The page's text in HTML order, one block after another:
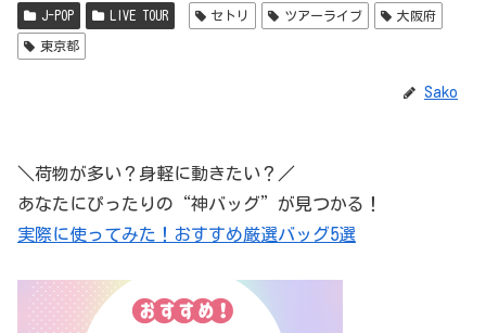
J-POP LIVE TOUR セトリ ツアーライブ 大阪府
東京都
Sako
＼荷物が多い？身軽に動きたい？／
あなたにぴったりの“神バッグ”が見つかる！
実際に使ってみた！おすすめ厳選バッグ5選